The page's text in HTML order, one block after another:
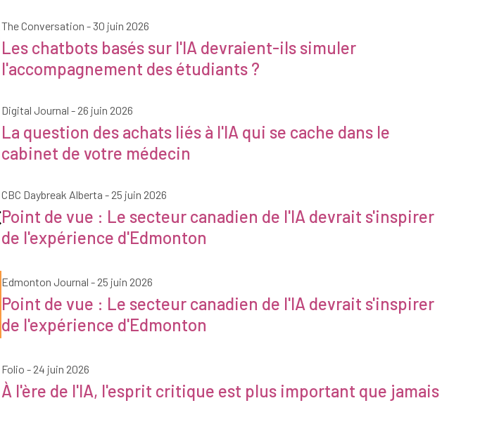
The Conversation - 30 juin 2026
Les chatbots basés sur l'IA devraient-ils simuler
l'accompagnement des étudiants ?
Journal numérique
Digital Journal - 26 juin 2026
La question des achats liés à l'IA qui se cache dans le
cabinet de votre médecin
CBC Daybreak Alberta
CBC Daybreak Alberta - 25 juin 2026
Point de vue : Le secteur canadien de l'IA devrait s'inspirer
de l'expérience d'Edmonton
Edmonton Journal
Edmonton Journal - 25 juin 2026
Point de vue : Le secteur canadien de l'IA devrait s'inspirer
de l'expérience d'Edmonton
Folio
Folio - 24 juin 2026
À l'ère de l'IA, l'esprit critique est plus important que jamais